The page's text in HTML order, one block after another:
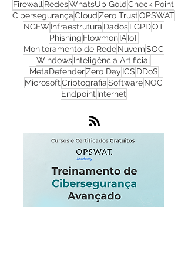
CyberSecurityTIHackersMalware
Cyber Security RansomwareProgress
FirewallRedesWhatsUp Gold Check Point
CibersegurançaCloudZero Trust
NGFWInfraestruturaDadosLGPDOT
PhishingFlowmon IAIoT
Monitoramento de RedeNuvemSOC
WindowsInteligência Artificial
MetaDefenderZero DayICS
EndpointInternet